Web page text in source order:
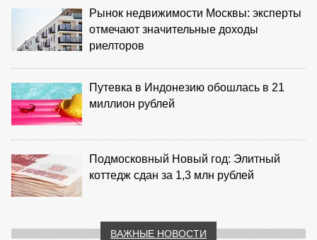
Рынок недвижимости Москвы: эксперты
отмечают значительные доходы
риелторов
Путевка в Индонезию обошлась в 21
миллион рублей
Подмосковный Новый год: Элитный
коттедж сдан за 1,3 млн рублей
ВАЖНЫЕ НОВОСТИ